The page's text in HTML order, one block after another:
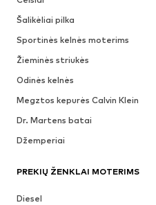
Šalikėliai pilka
Sportinės kelnės moterims
Žieminės striukės
Odinės kelnės
Megztos kepurės Calvin Klein
Dr. Martens batai
Džemperiai
PREKIŲ ŽENKLAI MOTERIMS
Diesel